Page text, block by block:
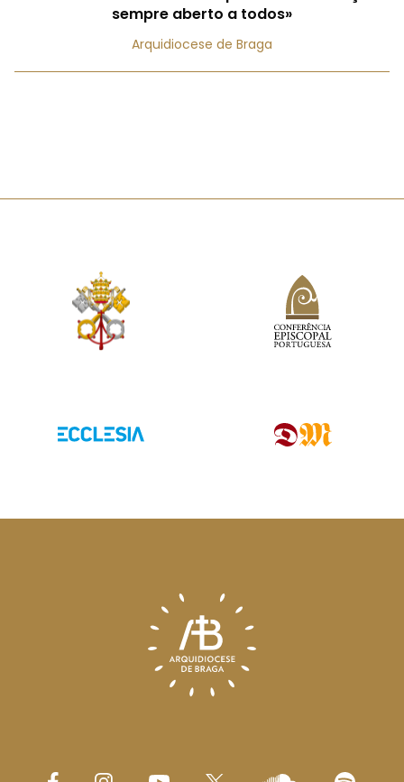
sempre aberto a todos»
Arquidiocese de Braga